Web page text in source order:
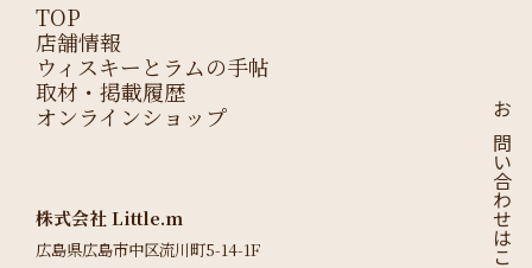
お問い合わせはこちら
TOP
店舗情報
ウィスキーとラムの手帖
取材・掲載履歴
オンラインショップ
株式会社 Little.m
広島県広島市中区流川町5-14-1F